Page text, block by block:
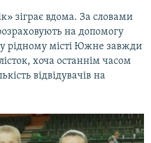
зіграє вдома. За словами
на допомогу
рідному місті Южне завжди
хоча останнім часом
відвідувачів на